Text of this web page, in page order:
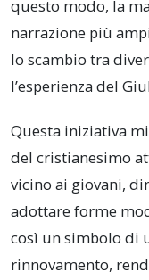
questo modo, la
narrazione più
lo scambio tra
l’esperienza del
Questa iniziativa
del cristianesimo
vicino ai giovani,
adottare forme
così un simbolo di
rinnovamento,